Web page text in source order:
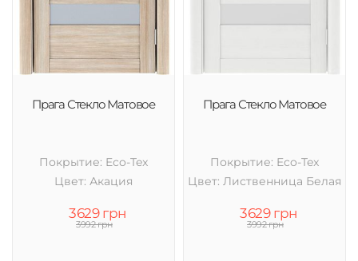
Прага Стекло Матовое
Покрытие: Eco-Tex
Цвет: Акация
3629 грн
3992 грн
Прага Стекло Матовое
Покрытие: Eco-Tex
Цвет: Лиственница Белая
3629 грн
3992 грн